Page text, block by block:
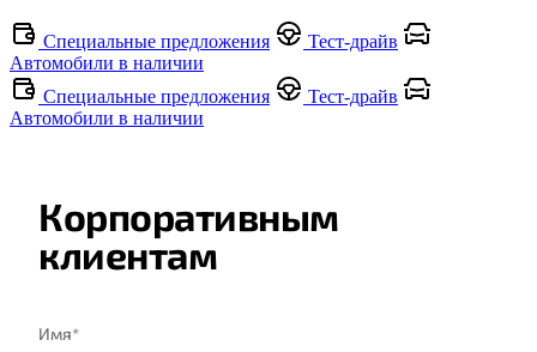
Специальные предложения
Тест-драйв
Автомобили в наличии
Специальные предложения
Тест-драйв
Автомобили в наличии
Корпоративным
клиентам
Имя*